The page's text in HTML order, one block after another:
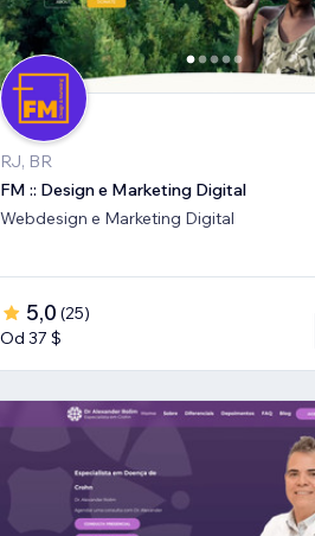
RJ, BR
FM :: Design e Marketing Digital
Webdesign e Marketing Digital
5,0 (25)
Od 37 $